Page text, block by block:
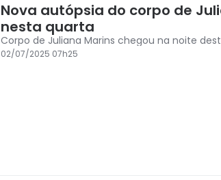
Nova autópsia do corpo de
nesta quarta
02/07/2025 07h25